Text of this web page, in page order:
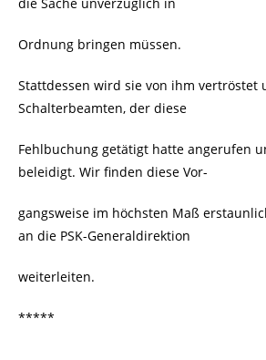
Ordnung bringen müssen.
Stattdessen wird sie von ihm vertröstet
Schalterbeamten, der diese
Fehlbuchung getätigt hatte angerufen
beleidigt. Wir finden diese Vor-
gangsweise im höchsten Maß
an die PSK-Generaldirektion
weiterleiten.
*****